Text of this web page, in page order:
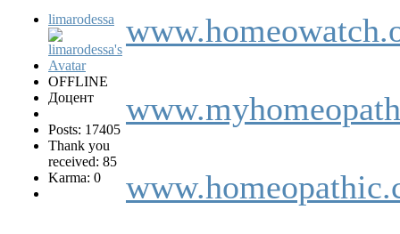
limarodessa
OFFLINE
Доцент
Posts: 17405
Thank you
received: 85
Karma: 0